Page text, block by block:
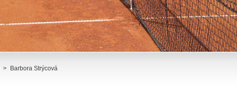
> Barbora Strýcová